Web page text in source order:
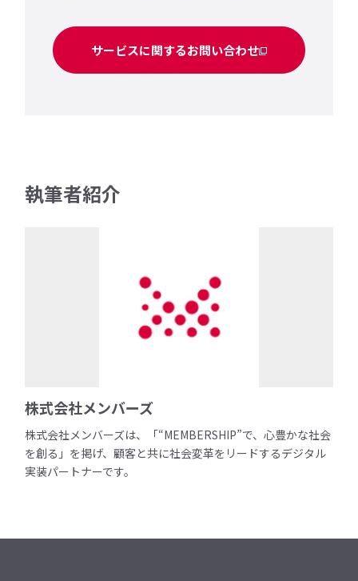
サービスに関するお問い合わせ
執筆者紹介
株式会社メンバーズ
株式会社メンバーズは、「“MEMBERSHIP”で、心豊かな社会
を創る」を掲げ、顧客と共に社会変革をリードするデジタル
実装パートナーです。